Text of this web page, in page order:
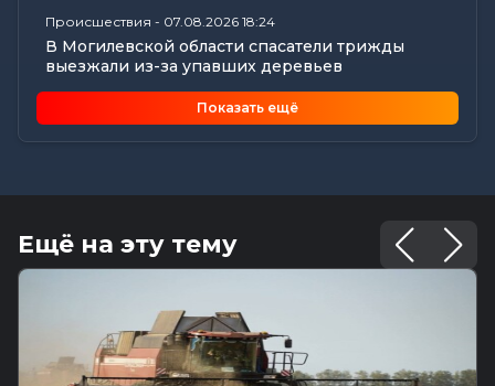
Происшествия - 07.08.2026 18:24
В Могилевской области спасатели трижды
выезжали из-за упавших деревьев
Почему мозг стирает сны через минуту после
подъема, чем они полезны в...
Чем обернулась незаконная минимизация
Все новости - 07.08.2026 15:07
Общество -07.08.2026 15:05
В Могилеве предали земле останки более 140
жертв геноцида...
Показать ещё
Ещё на эту тему